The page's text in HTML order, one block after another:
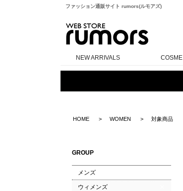
ファッション通販サイト rumors(ルモアズ)
NEW ARRIVALS COSME
HOME WOMEN 対象商品
GROUP
メンズ
ウィメンズ